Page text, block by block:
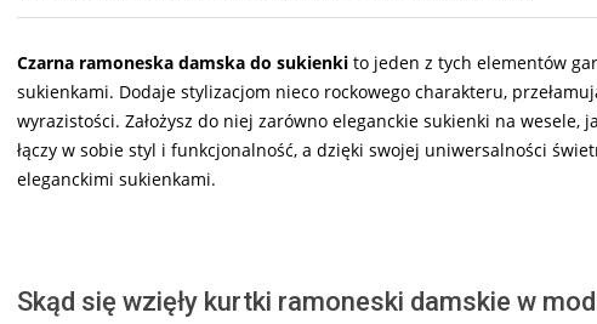
Czarna ramoneska damska do sukienki to jeden z tych elementów
sukienkami. Dodaje stylizacjom nieco rockowego charakteru,
wyrazistości. Założysz do niej zarówno eleganckie sukienki na wesele,
łączy w sobie styl i funkcjonalność, a dzięki swojej uniwersalności
eleganckimi sukienkami.
Skąd się wzięły kurtki ramoneski damskie w